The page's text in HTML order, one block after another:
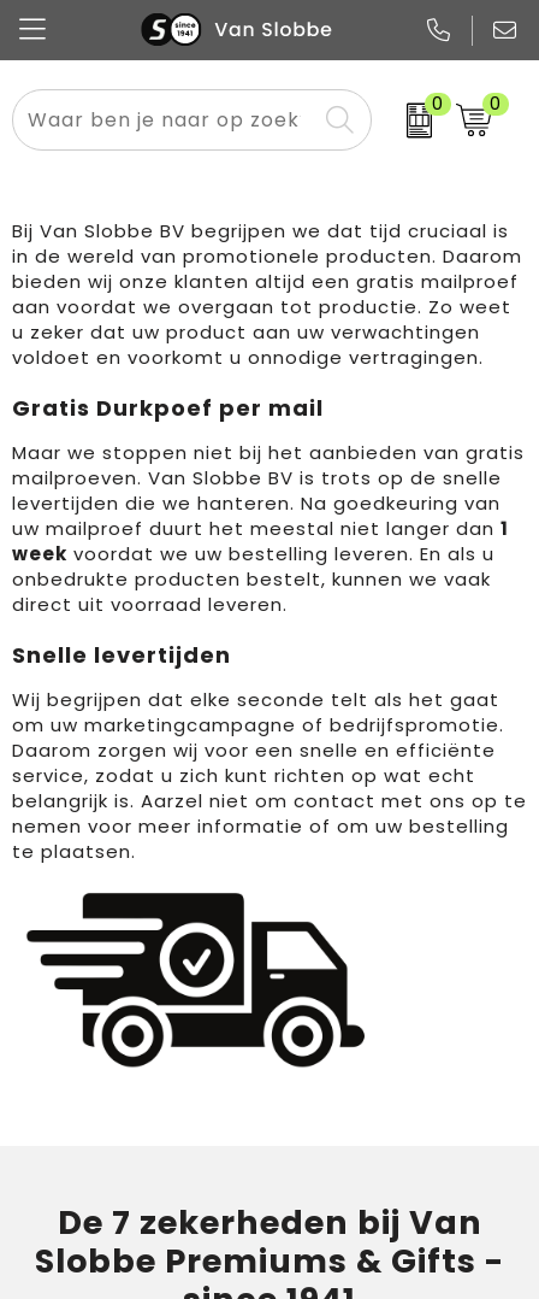
0 0
Alle categorieën
Snoep
Promo
Pennen
Notitieboekjes
Papier
Flessen
Glazen en karaffen
Merken
Meest gekozen
Sportkleding
Overig textiel
Boodschappen- en draagtassen
Sport & vrije tijd
Rugzakken
Bij Van Slobbe BV begrijpen we dat tijd cruciaal is
in de wereld van promotionele producten. Daarom
bieden wij onze klanten altijd een gratis mailproef
aan voordat we overgaan tot productie. Zo weet
u zeker dat uw product aan uw verwachtingen
voldoet en voorkomt u onnodige vertragingen.
Gratis Durkpoef per mail
Maar we stoppen niet bij het aanbieden van gratis
mailproeven. Van Slobbe BV is trots op de snelle
levertijden die we hanteren. Na goedkeuring van
uw mailproef duurt het meestal niet langer dan 1
week voordat we uw bestelling leveren. En als u
onbedrukte producten bestelt, kunnen we vaak
direct uit voorraad leveren.
Snelle levertijden
Wij begrijpen dat elke seconde telt als het gaat
om uw marketingcampagne of bedrijfspromotie.
Daarom zorgen wij voor een snelle en efficiënte
service, zodat u zich kunt richten op wat echt
belangrijk is. Aarzel niet om contact met ons op te
nemen voor meer informatie of om uw bestelling
te plaatsen.
De 7 zekerheden bij Van
Slobbe Premiums & Gifts -